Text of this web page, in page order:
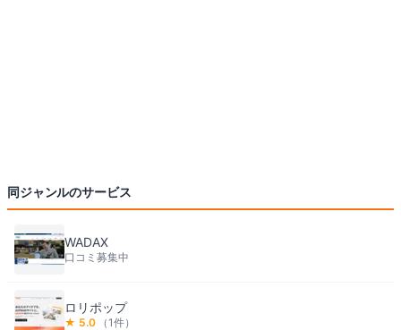
同ジャンルのサービス
WADAX
口コミ募集中
ロリポップ
★ 5.0 （1件）